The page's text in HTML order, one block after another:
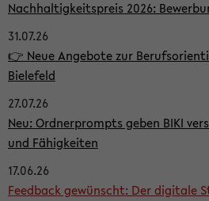
t
e
n
l
e
i
s
Nachhaltigkeitspreis 2026:
31.07.26
👉 Neue Angebote zur
Bielefeld
27.07.26
Neu: Ordnerprompts geben BIKI
und Fähigkeiten
17.06.26
Feedback gewünscht: Der digitale